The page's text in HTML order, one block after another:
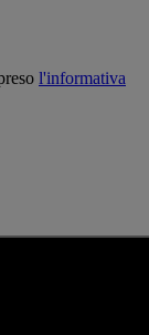
l'informativa